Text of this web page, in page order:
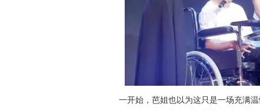
一开始，芭姐也以为这只是一场充满